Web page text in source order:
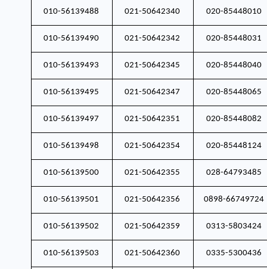
010-56139488 021-50642340 020-85448010
010-56139490 021-50642342 020-85448031
010-56139493 021-50642345 020-85448040
010-56139495 021-50642347 020-85448065
010-56139497 021-50642351 020-85448082
010-56139498 021-50642354 020-85448124
010-56139500 021-50642355 028-64793485
010-56139501 021-50642356 0898-66749724
010-56139502 021-50642359 0313-5803424
010-56139503 021-50642360 0335-5300436